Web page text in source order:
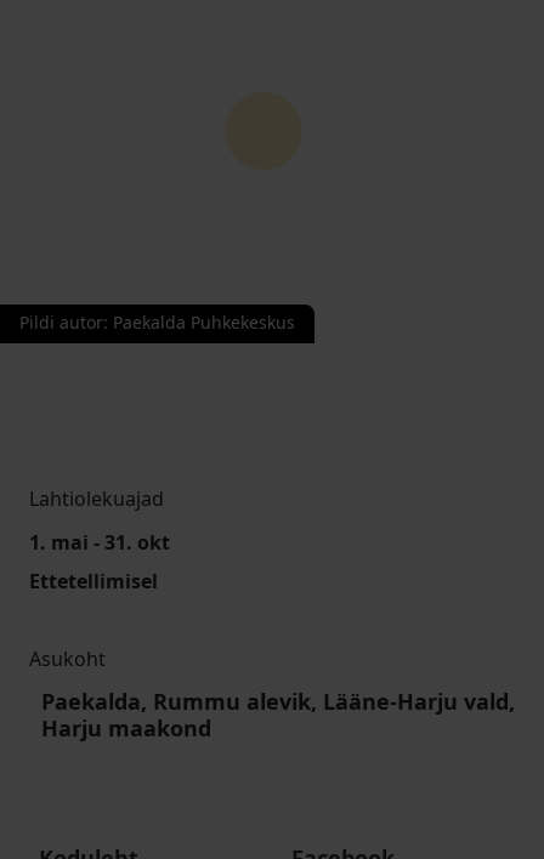
Pildi autor: Paekalda Puhkekeskus
Lahtiolekuajad
1. mai - 31. okt
Ettetellimisel
Asukoht
Paekalda, Rummu alevik, Lääne-Harju vald,
Harju maakond